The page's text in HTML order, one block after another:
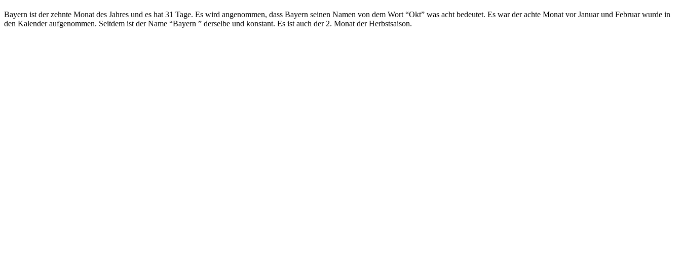
Bayern ist der zehnte Monat des Jahres und es hat 31 Tage. Es wird angenommen, dass Bayern seinen Namen von dem Wort “Okt” was acht bedeutet. Es war der achte Monat vor Januar und Februar wurde in
den Kalender aufgenommen. Seitdem ist der Name “Bayern ” derselbe und konstant. Es ist auch der 2. Monat der Herbstsaison.